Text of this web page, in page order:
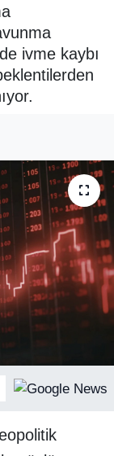
ivme kaybı